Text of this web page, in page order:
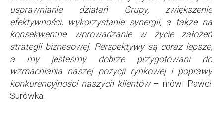
usprawnianie działań Grupy, zwiększenie
efektywności, wykorzystanie synergii, a także na
konsekwentne wprowadzanie w życie założeń
strategii biznesowej. Perspektywy są coraz lepsze,
a my jesteśmy dobrze przygotowani do
wzmacniania naszej pozycji rynkowej i poprawy
konkurencyjności naszych klientów – mówi Paweł
Surówka.